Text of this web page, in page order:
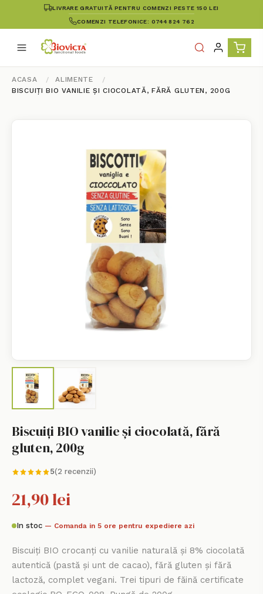
LIVRARE GRATUITĂ PENTRU COMENZI PESTE 150 LEI
COMENZI TELEFONICE: 0744 824 762
ACASA
ALIMENTE
BISCUIȚI BIO VANILIE ȘI CIOCOLATĂ, FĂRĂ GLUTEN, 200G
Biscuiți BIO vanilie și ciocolată, fără
gluten, 200g
5(2 recenzii)
21,90 lei
In stoc — Comanda in 5 ore pentru expediere azi
Biscuiți BIO crocanți cu vanilie naturală și 8% ciocolată
autentică (pastă și unt de cacao), fără gluten și fără
lactoză, complet vegani. Trei tipuri de făină certificate